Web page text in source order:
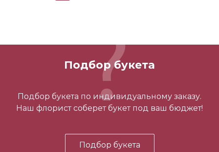
700 ₽
В корзину
Подбор букета
Подбор букета по индивидуальному заказу.
Наш флорист соберет букет под ваш бюджет!
Подбор букета